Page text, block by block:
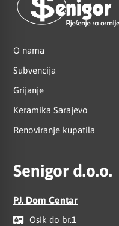
O nama
Subvencija
Grijanje
Keramika Sarajevo
Renoviranje kupatila
Senigor d.o.o.
PJ. Dom Centar
Osik do br.1